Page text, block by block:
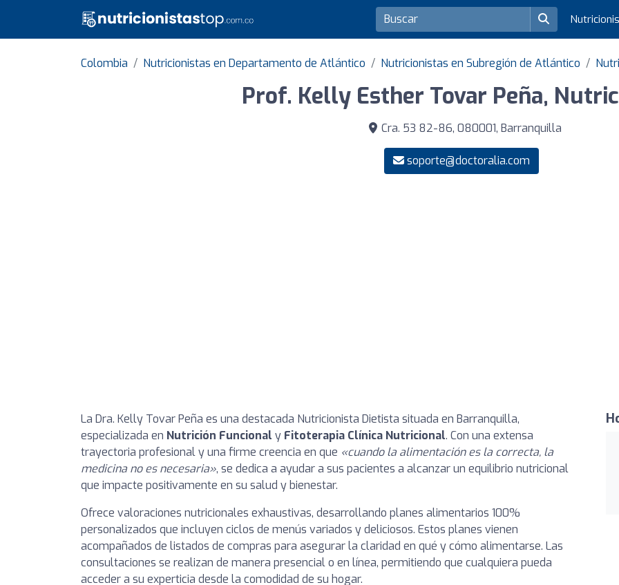
Colombia Nutricionistas en Departamento de Atlántico Nutricionistas en Subregión de Atlántico
Prof. Kelly Esther Tovar Peña,
Cra. 53 82-86, 080001, Barranquilla
soporte@doctoralia.com
La Dra. Kelly Tovar Peña es una destacada Nutricionista Dietista situada en Barranquilla,
especializada en Nutrición Funcional y Fitoterapia Clínica Nutricional. Con una extensa
trayectoria profesional y una firme creencia en que «cuando la alimentación es la correcta, la
medicina no es necesaria», se dedica a ayudar a sus pacientes a alcanzar un equilibrio nutricional
que impacte positivamente en su salud y bienestar.
Ofrece valoraciones nutricionales exhaustivas, desarrollando planes alimentarios 100%
personalizados que incluyen ciclos de menús variados y deliciosos. Estos planes vienen
acompañados de listados de compras para asegurar la claridad en qué y cómo alimentarse. Las
consultaciones se realizan de manera presencial o en línea, permitiendo que cualquiera pueda
acceder a su experticia desde la comodidad de su hogar.